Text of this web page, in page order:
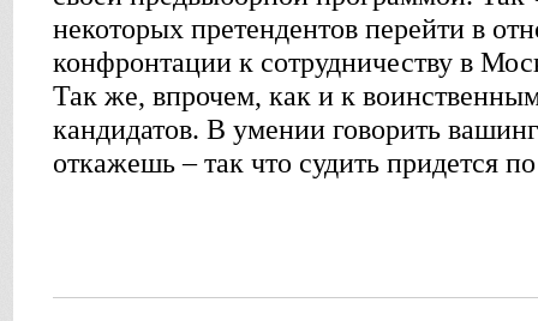
некоторых претендентов перейти в
конфронтации к сотрудничеству в
Так же, впрочем, как и к
кандидатов. В умении говорить
откажешь – так что судить придется